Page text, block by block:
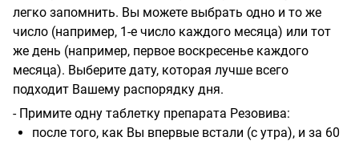
легко запомнить. Вы можете выбрать одно и то же
число (например, 1-е число каждого месяца) или тот
же день (например, первое воскресенье каждого
месяца). Выберите дату, которая лучше всего
подходит Вашему распорядку дня.
- Примите одну таблетку препарата Резовива:
после того, как Вы впервые встали (с утра), и за 60